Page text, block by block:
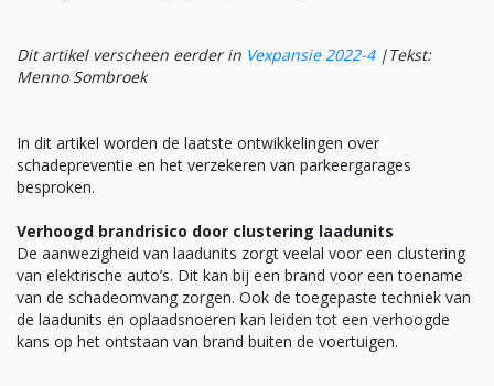
Dit artikel verscheen eerder in Vexpansie 2022-4|Tekst:
Menno Sombroek
In dit artikel worden de laatste ontwikkelingen over
schadepreventie en het verzekeren van parkeergarages
besproken.
Verhoogd brandrisico door clustering laadunits
De aanwezigheid van laadunits zorgt veelal voor een clustering
van elektrische auto’s. Dit kan bij een brand voor een toename
van de schadeomvang zorgen. Ook de toegepaste techniek van
de laadunits en oplaadsnoeren kan leiden tot een verhoogde
kans op het ontstaan van brand buiten de voertuigen.